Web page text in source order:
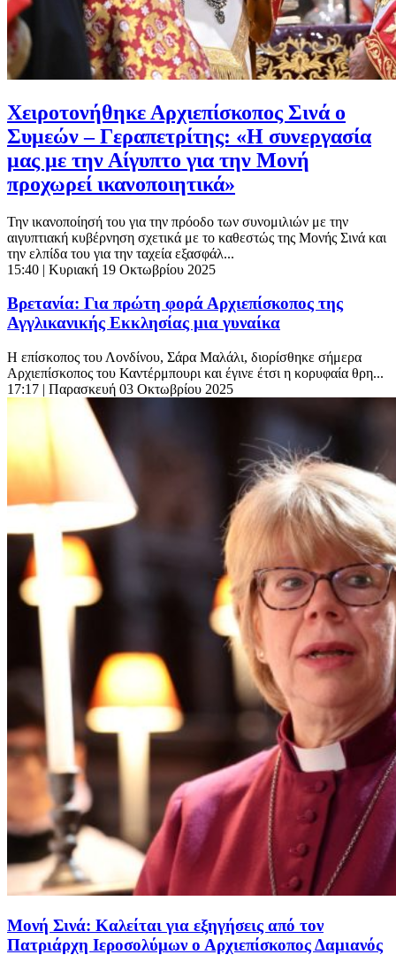
Χειροτονήθηκε Αρχιεπίσκοπος Σινά ο
Συμεών – Γεραπετρίτης: «Η συνεργασία
μας με την Αίγυπτο για την Μονή
προχωρεί ικανοποιητικά»
Την ικανοποίησή του για την πρόοδο των συνομιλιών με την
αιγυπτιακή κυβέρνηση σχετικά με το καθεστώς της Μονής Σινά και
την ελπίδα του για την ταχεία εξασφάλ...
15:40 | Κυριακή 19 Οκτωβρίου 2025
Βρετανία: Για πρώτη φορά Αρχιεπίσκοπος της
Αγγλικανικής Εκκλησίας μια γυναίκα
Η επίσκοπος του Λονδίνου, Σάρα Μαλάλι, διορίσθηκε σήμερα
Αρχιεπίσκοπος του Καντέρμπουρι και έγινε έτσι η κορυφαία θρη...
17:17 | Παρασκευή 03 Οκτωβρίου 2025
Μονή Σινά: Καλείται για εξηγήσεις από τον
Πατριάρχη Ιεροσολύμων ο Αρχιεπίσκοπος Δαμιανός